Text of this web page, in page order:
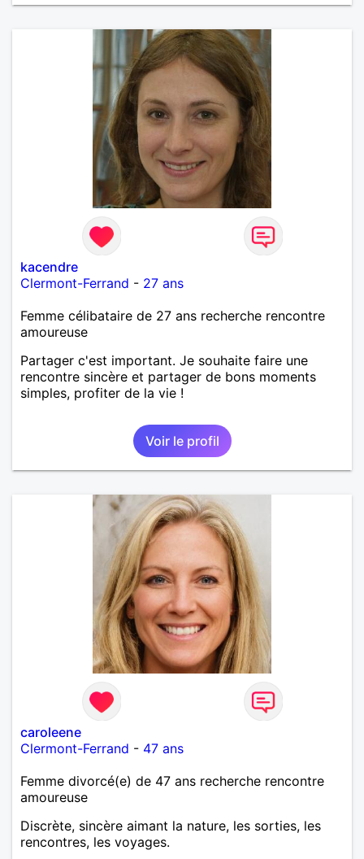
kacendre
Clermont-Ferrand - 27 ans
Femme célibataire de 27 ans recherche rencontre
amoureuse
Partager c'est important. Je souhaite faire une
rencontre sincère et partager de bons moments
simples, profiter de la vie !
Voir le profil
caroleene
Clermont-Ferrand - 47 ans
Femme divorcé(e) de 47 ans recherche rencontre
amoureuse
Discrète, sincère aimant la nature, les sorties, les
rencontres, les voyages.